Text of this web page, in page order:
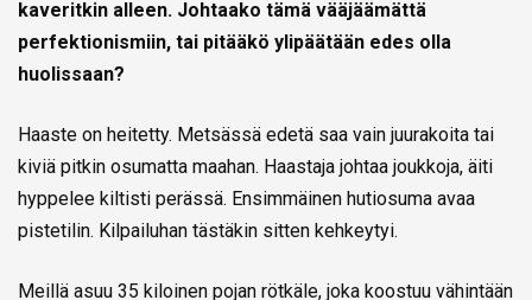
kaveritkin alleen. Johtaako tämä vääjäämättä
perfektionismiin, tai pitääkö ylipäätään edes olla
huolissaan?
Haaste on heitetty. Metsässä edetä saa vain juurakoita tai
kiviä pitkin osumatta maahan. Haastaja johtaa joukkoja, äiti
hyppelee kiltisti perässä. Ensimmäinen hutiosuma avaa
pistetilin. Kilpailuhan tästäkin sitten kehkeytyi.
Meillä asuu 35 kiloinen pojan rötkäle, joka koostuu vähintään